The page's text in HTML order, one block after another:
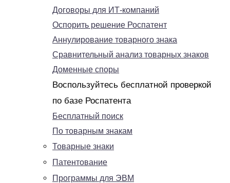
Договоры для ИТ-компаний
Оспорить решение Роспатент
Аннулирование товарного знака
Сравнительный анализ товарных знаков
Доменные споры
Воспользуйтесь бесплатной проверкой
по базе Роспатента
Бесплатный поиск
По товарным знакам
Товарные знаки
Патентование
Программы для ЭВМ